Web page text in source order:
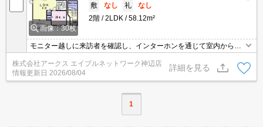
画像：30枚
敷
なし 礼
なし
2階
2LDK 58.12m²
モニター越しに来訪者を確認し、インターホンを通じて室内から会
話することができます。独立洗面所があり、身支度にも利用できま
す。敷地内の駐車場にも空きがあり、駐車可能です。2LDKは圧迫
感を感じさせず、広く開放的な空間を作り出してくれます。アパー
トタイプのお部屋です。駐輪場付きの物件です。
株式会社アークス エイブルネットワーク神辺店
情報更新日 2026/08/04
詳細を見る
1